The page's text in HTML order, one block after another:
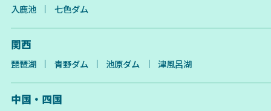
入鹿池 七色ダム
関西
琵琶湖 青野ダム 池原ダム 津風呂湖
中国・四国